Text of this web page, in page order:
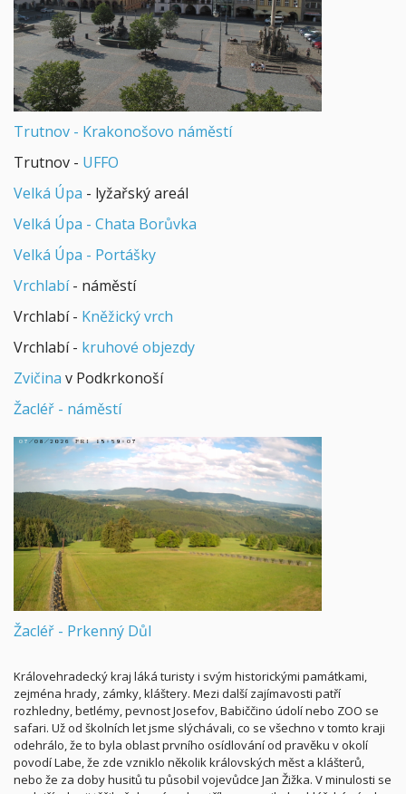
Trutnov - Krakonošovo náměstí
Trutnov - UFFO
Velká Úpa - lyžařský areál
Velká Úpa - Chata Borůvka
Velká Úpa - Portášky
Vrchlabí- náměstí
Vrchlabí - Kněžický vrch
Vrchlabí - kruhové objezdy
Zvičina v Podkrkonoší
Žacléř - náměstí
Žacléř - Prkenný Důl
Královehradecký kraj láká turisty i svým historickými památkami,
zejména hrady, zámky, kláštery. Mezi další zajímavosti patří
rozhledny, betlémy, pevnost Josefov, Babiččino údolí nebo ZOO se
safari. Už od školních let jsme slýchávali, co se všechno v tomto kraji
odehrálo, že to byla oblast prvního osídlování od pravěku v okolí
povodí Labe, že zde vzniklo několik královských měst a klášterů,
nebo že za doby husitů tu působil vojevůdce Jan Žižka. V minulosti se